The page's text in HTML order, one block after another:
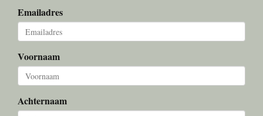
Emailadres
Voornaam
Achternaam